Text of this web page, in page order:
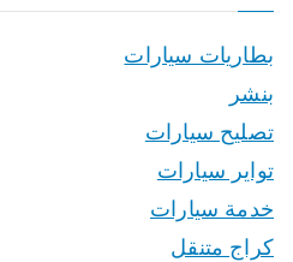
بطاريات سيارات
بنشر
تصليح سيارات
تواير سيارات
خدمة سيارات
كراج متنقل